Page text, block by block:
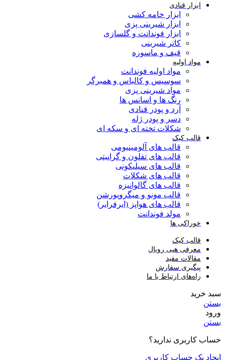
ابزار قنادی
ابزار خامه کشی
ابزار شیرینی پزی
ابزار فوندانت و گلسازی
کاتر شیرینی
قیف و ماسوره
مواد اولیه
مواد اولیه فوندانت
سوسیس و کالباس و همبرگر
مواد شیرینی پزی
رنگ ها و اسانس ها
آرد و پودر قنادی
دسر و پودر ژله
شکلات تخته ای و سکه ای
قالب کیک
قالب های آلومینیومی
قالب های تفلون و گرانیتی
قالب های سیلیکونی
قالب های شکلات
قالب های گالوانیزه
قالب مونو و میگروپورشن
قالب های هواپز (ایرفرایر)
مولد فوندانت
خوراکی ها
قالب کیک
معرفی هپی رویال
مقالات مفید
پیگیری سفارش
راه‌های ارتباط با ما
سبد خرید
بستن
ورود
بستن
حساب کاربری ندارید؟
ایجاد یک حساب کاربری